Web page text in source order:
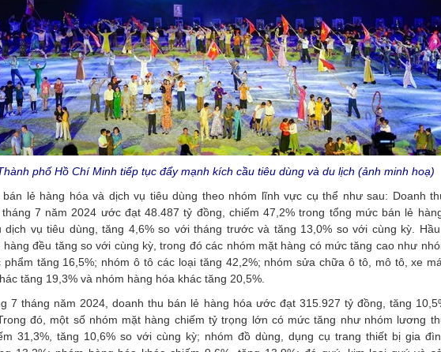
phố Hồ Chí Minh tiếp tục đẩy mạnh kích cầu tiêu dùng và du lịch (ảnh minh hoạ)
lẻ hàng hóa và dịch vụ tiêu dùng theo nhóm lĩnh vực cụ thể như sau: Doanh
7 năm 2024 ước đạt 48.487 tỷ đồng, chiếm 47,2% trong tổng mức bán lẻ
dịch vụ tiêu dùng, tăng 4,6% so với tháng trước và tăng 13,0% so với cùng kỳ.
hàng đều tăng so với cùng kỳ, trong đó các nhóm mặt hàng có mức tăng cao như
phẩm tăng 16,5%; nhóm ô tô các loại tăng 42,2%; nhóm sửa chữa ô tô, mô tô, xe
tăng 19,3% và nhóm hàng hóa khác tăng 20,5%.
7 tháng năm 2024, doanh thu bán lẻ hàng hóa ước đạt 315.927 tỷ đồng, tăng
đó, một số nhóm mặt hàng chiếm tỷ trọng lớn có mức tăng như nhóm lương
31,3%, tăng 10,6% so với cùng kỳ; nhóm đồ dùng, dụng cụ trang thiết bị gia